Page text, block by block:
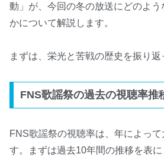
動」が、今回の冬の放送にどのよ
かについて解説します。
まずは、栄光と苦戦の歴史を振り返
FNS歌謡祭の過去の視聴率推
FNS歌謡祭の視聴率は、年によって
す。まずは過去10年間の推移を表に